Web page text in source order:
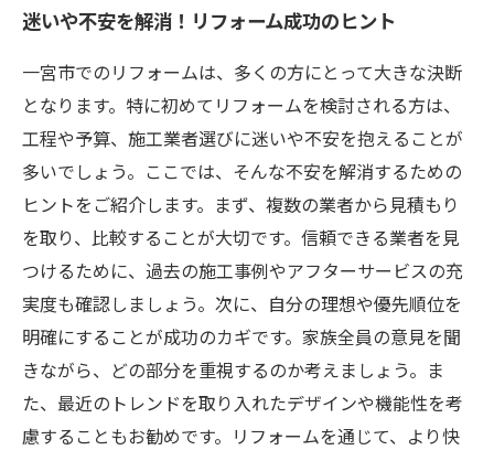
迷いや不安を解消！リフォーム成功のヒント
一宮市でのリフォームは、多くの方にとって大きな決断
となります。特に初めてリフォームを検討される方は、
工程や予算、施工業者選びに迷いや不安を抱えることが
多いでしょう。ここでは、そんな不安を解消するための
ヒントをご紹介します。まず、複数の業者から見積もり
を取り、比較することが大切です。信頼できる業者を見
つけるために、過去の施工事例やアフターサービスの充
実度も確認しましょう。次に、自分の理想や優先順位を
明確にすることが成功のカギです。家族全員の意見を聞
きながら、どの部分を重視するのか考えましょう。ま
た、最近のトレンドを取り入れたデザインや機能性を考
慮することもお勧めです。リフォームを通じて、より快